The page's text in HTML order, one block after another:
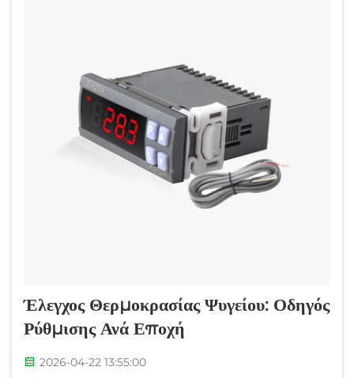
Έλεγχος Θερμοκρασίας Ψυγείου: Οδηγός
Ρύθμισης Ανά Εποχή
2026-04-22 13:55:00